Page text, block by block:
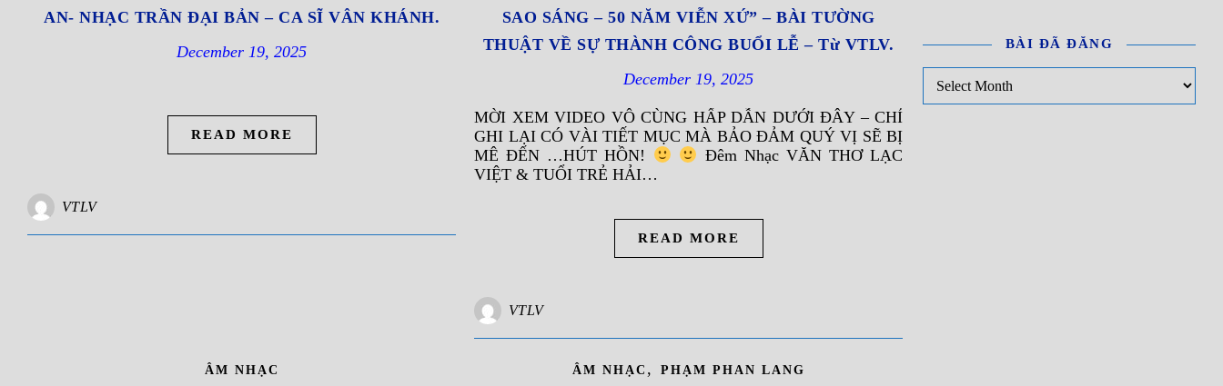
AN- NHẠC TRẦN ĐẠI BẢN – CA SĨ VÂN KHÁNH.
December 19, 2025
READ MORE
VTLV
SAO SÁNG – 50 NĂM VIỄN XỨ” – BÀI TƯỜNG
THUẬT VỀ SỰ THÀNH CÔNG BUỔI LỄ – Từ VTLV.
December 19, 2025
MỜI XEM VIDEO VÔ CÙNG HẤP DẪN DƯỚI ĐÂY – CHỈ
GHI LẠI CÓ VÀI TIẾT MỤC MÀ BẢO ĐẢM QUÝ VỊ SẼ BỊ
MÊ ĐẾN …HÚT HỒN!
Đêm Nhạc VĂN THƠ LẠC
VIỆT & TUỔI TRẺ HẢI…
READ MORE
VTLV
ÂM NHẠC ÂM NHẠC , PHẠM PHAN LANG
BÀI ĐÃ ĐĂNG